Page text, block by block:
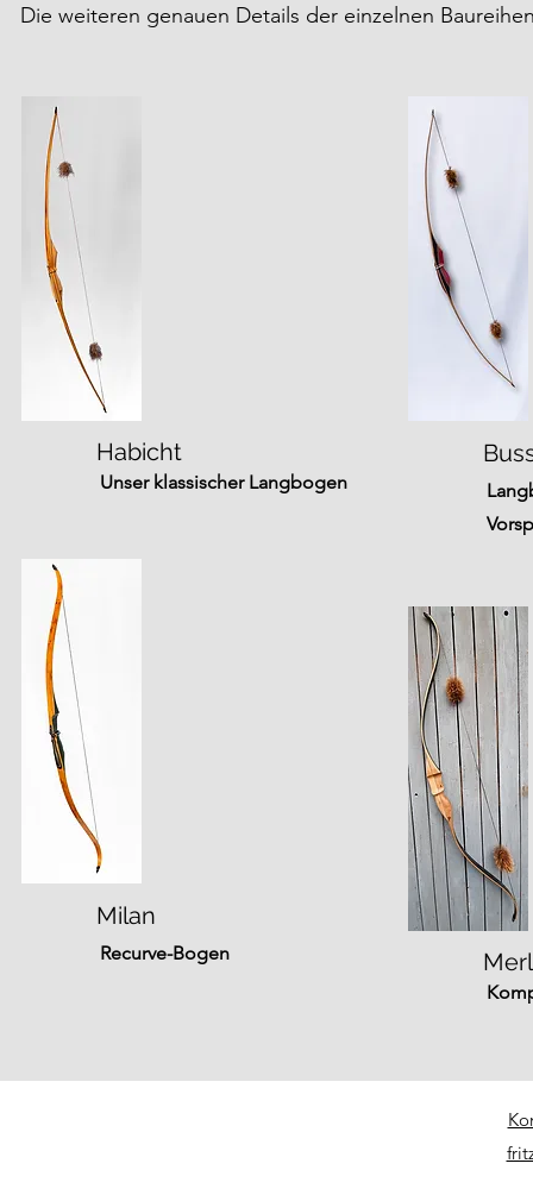
Die weiteren genauen Details der einzelnen
Habicht
Unser klassischer Langbogen
Milan
Recurve-Bogen